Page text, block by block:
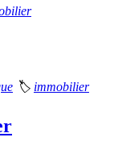
🏷 immobilier